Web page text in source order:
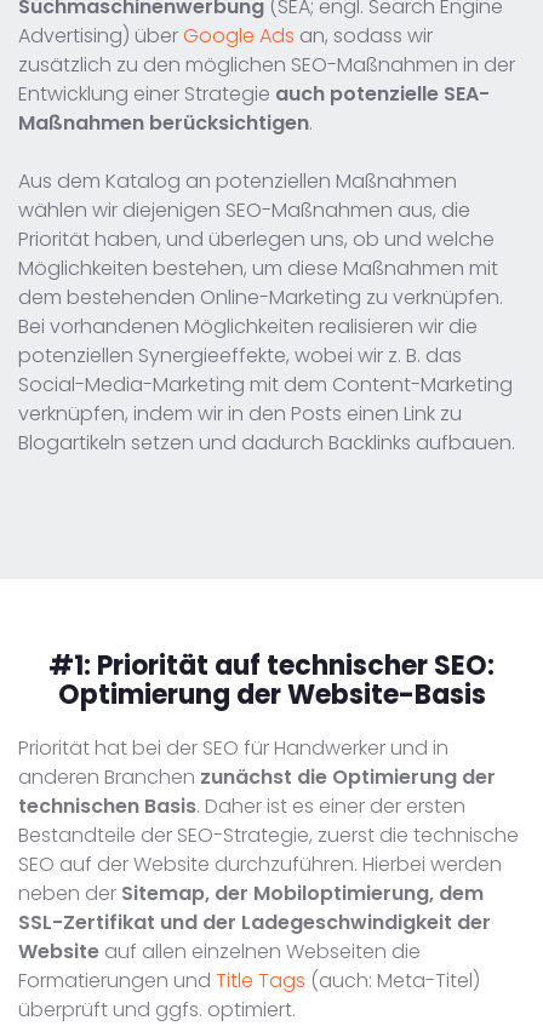
Suchmaschinenwerbung (SEA; engl. Search Engine
Advertising) überGoogle Ads an, sodass wir
zusätzlich zu den möglichen SEO-Maßnahmen in der
Entwicklung einer Strategie auch potenzielle SEA-
Maßnahmen berücksichtigen.
Aus dem Katalog an potenziellen Maßnahmen
wählen wir diejenigen SEO-Maßnahmen aus, die
Priorität haben, und überlegen uns, ob und welche
Möglichkeiten bestehen, um diese Maßnahmen mit
dem bestehenden Online-Marketing zu verknüpfen.
Bei vorhandenen Möglichkeiten realisieren wir die
potenziellen Synergieeffekte, wobei wir z. B. das
Social-Media-Marketing mit dem Content-Marketing
verknüpfen, indem wir in den Posts einen Link zu
Blogartikeln setzen und dadurch Backlinks aufbauen.
#1: Priorität auf technischer SEO:
Optimierung der Website-Basis
Priorität hat bei der SEO für Handwerker und in
anderen Branchen zunächst die Optimierung der
technischen Basis. Daher ist es einer der ersten
Bestandteile der SEO-Strategie, zuerst die technische
SEO auf der Website durchzuführen. Hierbei werden
neben der Sitemap, der Mobiloptimierung, dem
SSL-Zertifikat und der Ladegeschwindigkeit der
Website auf allen einzelnen Webseiten die
Formatierungen und Title Tags (auch: Meta-Titel)
überprüft und ggfs. optimiert.